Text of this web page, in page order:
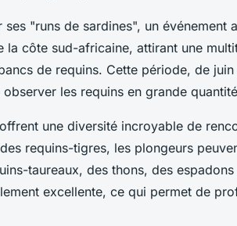
"runs de sardines", un événement
la côte sud-africaine, attirant une
de requins. Cette période, de
les requins en grande
une diversité incroyable de
requins-tigres, les plongeurs
taureaux, des thons, des
excellente, ce qui permet de